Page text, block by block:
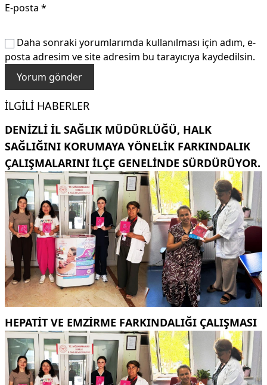
E-posta *
Daha sonraki yorumlarımda kullanılması için adım, e-
posta adresim ve site adresim bu tarayıcıya kaydedilsin.
İLGILI HABERLER
DENIZLI İL SAĞLIK MÜDÜRLÜĞÜ, HALK
SAĞLIĞINI KORUMAYA YÖNELIK FARKINDALIK
ÇALIŞMALARINI ILÇE GENELINDE SÜRDÜRÜYOR.
HEPATİT VE EMZİRME FARKINDALIĞI ÇALIŞMASI